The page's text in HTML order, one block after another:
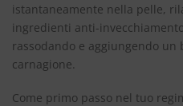
istantaneamente nella pelle,
ingredienti anti-
rassodando e aggiungendo un
carnagione.
Come primo passo nel tuo